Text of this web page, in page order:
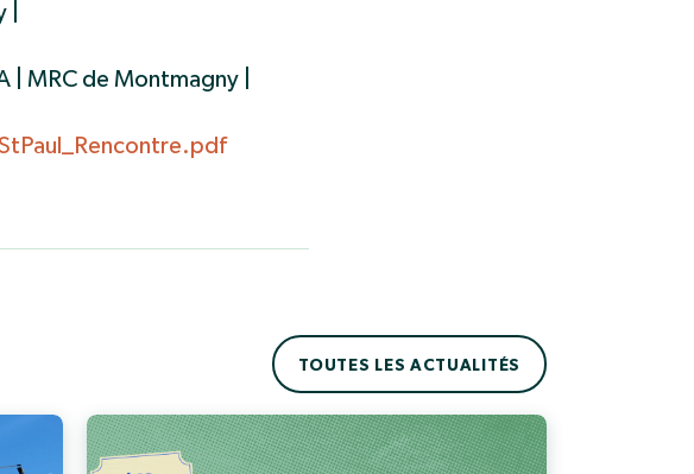
MRC de Montmagny |
TOUTES LES ACTUALITÉS